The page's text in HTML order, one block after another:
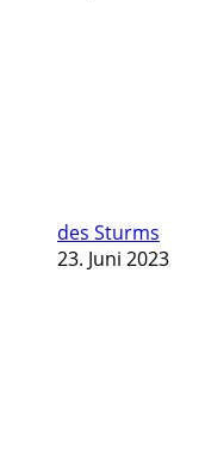
des Sturms
23. Juni 2023